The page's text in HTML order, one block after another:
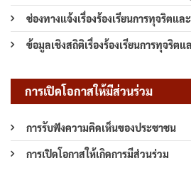
ช่องทางแจ้งเรื่องร้องเรียนการทุจริตแ
ข้อมูลเชิงสถิติเรื่องร้องเรียนการทุจริต
การเปิดโอกาสให้มีส่วนร่วม
การรับฟังความคิดเห็นของประชาชน
การเปิดโอกาสให้เกิดการมีส่วนร่วม